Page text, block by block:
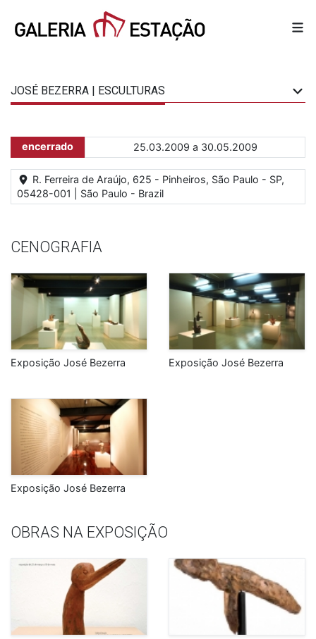
JOSÉ BEZERRA | ESCULTURAS
encerrado 25.03.2009 a 30.05.2009
R. Ferreira de Araújo, 625 - Pinheiros, São Paulo - SP,
05428-001 | São Paulo - Brazil
CENOGRAFIA
Exposição José Bezerra Exposição José Bezerra
Exposição José Bezerra
OBRAS NA EXPOSIÇÃO